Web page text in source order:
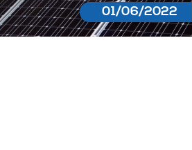
01/06/2022